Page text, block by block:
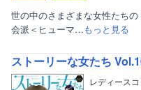
世の中のさまざまな女性たち
会派＜ヒューマ…もっと見る
ストーリーな女たち
レディース